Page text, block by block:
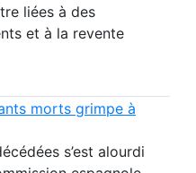
liées à des
et à la revente
morts grimpe à
s’est alourdi